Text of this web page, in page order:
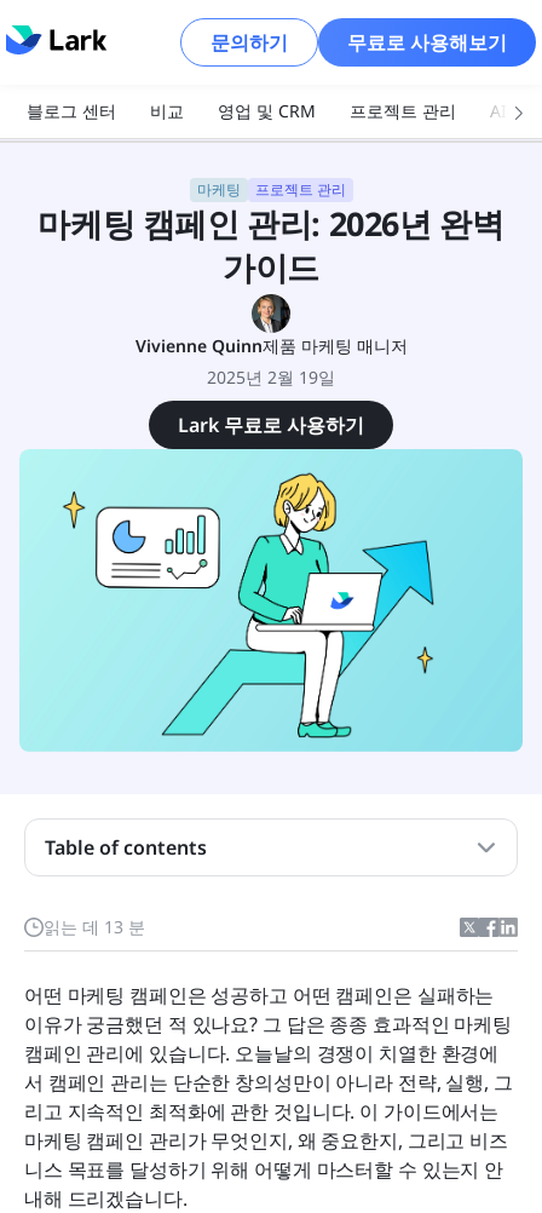
문의하기 무료로 사용해보기
블로그 센터 비교 영업 및 CRM 프로젝트 관리 AI 및
마케팅 프로젝트 관리
마케팅 캠페인 관리: 2026년 완벽
가이드
Vivienne Quinn제품 마케팅 매니저
2025년 2월 19일
Lark 무료로 사용하기
읽는 데 13 분
어떤 마케팅 캠페인은 성공하고 어떤 캠페인은 실패하는
이유가 궁금했던 적 있나요? 그 답은 종종 효과적인 마케팅
캠페인 관리에 있습니다. 오늘날의 경쟁이 치열한 환경에
서 캠페인 관리는 단순한 창의성만이 아니라 전략, 실행, 그
리고 지속적인 최적화에 관한 것입니다. 이 가이드에서는
마케팅 캠페인 관리가 무엇인지, 왜 중요한지, 그리고 비즈
니스 목표를 달성하기 위해 어떻게 마스터할 수 있는지 안
내해 드리겠습니다.
Table of contents
마케팅 캠페인이란 무엇인가요?
마케팅 캠페인 관리는 왜 중요한가
효과적인 마케팅 캠페인 관리 단계
마케팅 캠페인 매니저는 무엇을 하나요?
마케팅 캠페인 관리 템플릿
캠페인 성공 측정 방법
마케팅 캠페인 최적화 팁
결론